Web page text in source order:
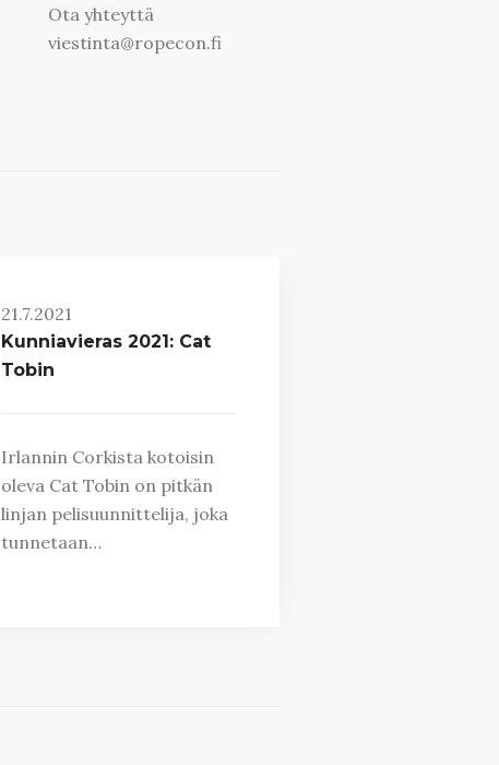
Ota yhteyttä
viestinta@ropecon.fi
21.7.2021
Kunniavieras 2021: Cat
Tobin
Irlannin Corkista kotoisin
oleva Cat Tobin on pitkän
linjan pelisuunnittelija, joka
tunnetaan…